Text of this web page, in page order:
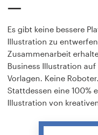
Es gibt keine bessere
Illustration zu
Zusammenarbeit
Business Illustration auf
Vorlagen. Keine
Stattdessen eine 100%
Illustration von